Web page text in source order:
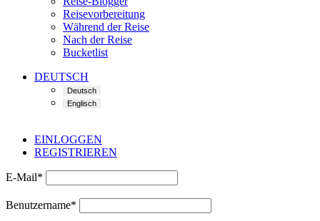
Reisevorbereitung
Während der Reise
Nach der Reise
Bucketlist
DEUTSCH
EINLOGGEN
REGISTRIEREN
E-Mail*
Benutzername*